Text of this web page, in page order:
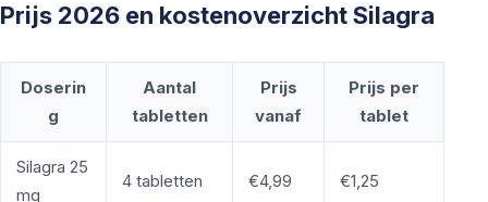
Prijs 2026 en kostenoverzicht Silagra
Doserin
g
Aantal
tabletten
Prijs
vanaf
Prijs per
tablet
Silagra 25
mg
4 tabletten €4,99 €1,25